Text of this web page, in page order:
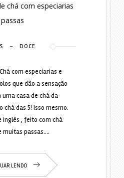
chá com especiarias
- DOCE
com especiarias e
que dão a sensação
casa de chá da
das 5! Isso mesmo.
inglês , feito com chá
muitas passas.…
LENDO